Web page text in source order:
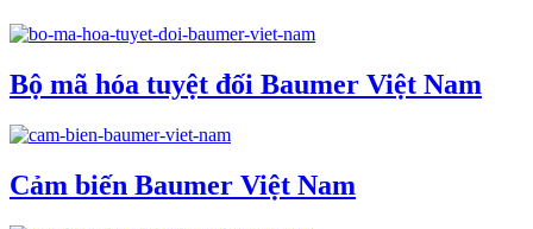
Bộ mã hóa tuyệt đối Baumer Việt Nam
Cảm biến Baumer Việt Nam